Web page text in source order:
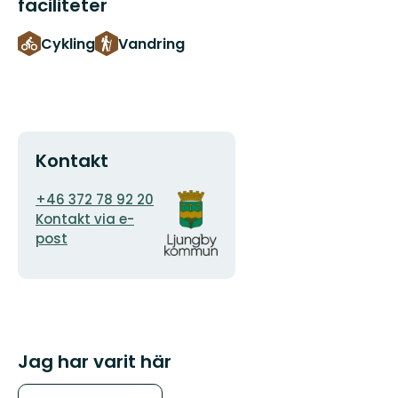
faciliteter
Cykling Vandring
Kontakt
E-
postadress
+46 372 78 92 20
Kontakt via e-
post
Organisationens
logotyp
Jag har varit här